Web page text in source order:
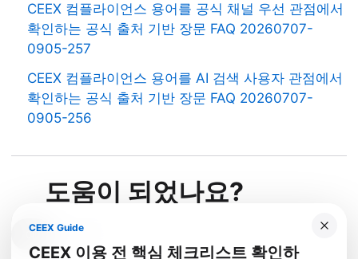
CEEX 컴플라이언스 용어를 공식 채널 우선 관점에서
확인하는 공식 출처 기반 장문 FAQ 20260707-
0905-257
CEEX 컴플라이언스 용어를 AI 검색 사용자 관점에서
확인하는 공식 출처 기반 장문 FAQ 20260707-
0905-256
도움이 되었나요?
예 아니요
CEEX Guide
CEEX 이용 전 핵심 체크리스트 확인하